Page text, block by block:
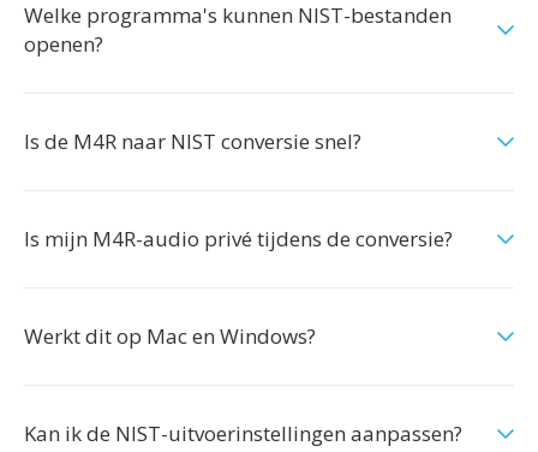
Welke programma's kunnen NIST-bestanden
openen?
Is de M4R naar NIST conversie snel?
Is mijn M4R-audio privé tijdens de conversie?
Werkt dit op Mac en Windows?
Kan ik de NIST-uitvoerinstellingen aanpassen?